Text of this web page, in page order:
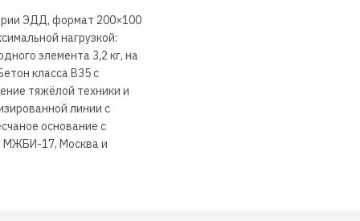
ЭДД, формат 200×100
нагрузкой:
элемента 3,2 кг, на
класса В35 с
тяжёлой техники и
линии с
основание с
МЖБИ-17, Москва и